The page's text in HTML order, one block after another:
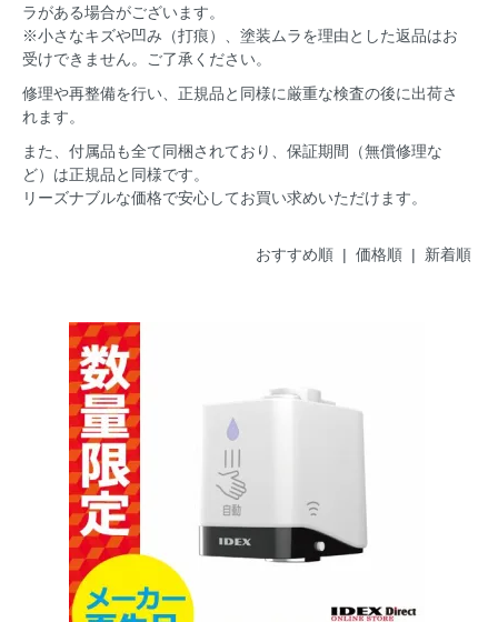
ラがある場合がございます。
※小さなキズや凹み（打痕）、塗装ムラを理由とした返品はお
受けできません。ご了承ください。
修理や再整備を行い、正規品と同様に厳重な検査の後に出荷さ
れます。
また、付属品も全て同梱されており、保証期間（無償修理な
ど）は正規品と同様です。
リーズナブルな価格で安心してお買い求めいただけます。
おすすめ順 | 価格順| 新着順